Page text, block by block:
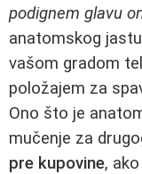
podignem glavu
anatomskog
vašom gradom
položajem za
Ono što je
mučenje za
pre kupovine,